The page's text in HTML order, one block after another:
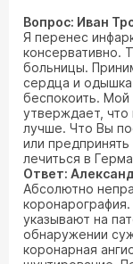
Вопрос: Иван
Я перенес
консервативно.
больницы.
сердца и
беспокоить. Мой
утверждает, что
лучше. Что Вы
или
лечиться в
Ответ:
Абсолютно
указывают на
обнаружении
коронарная